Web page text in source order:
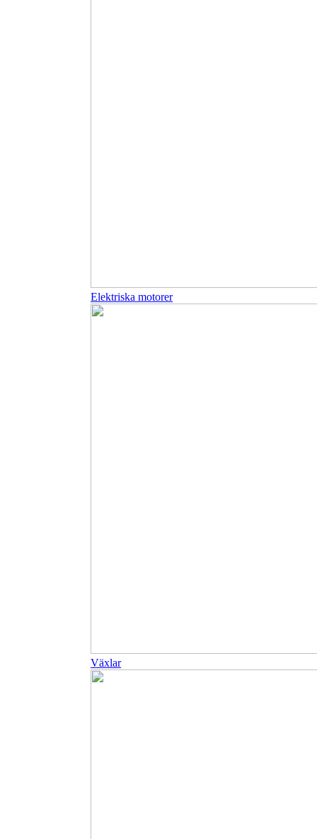
Elektriska motorer
Växlar